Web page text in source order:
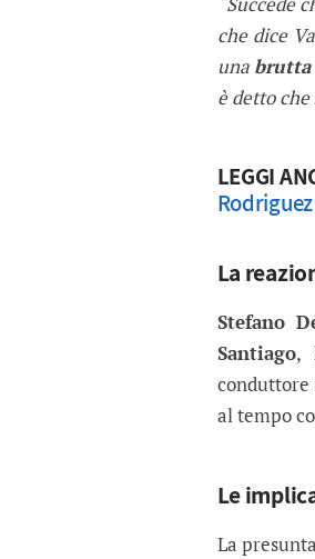
che dice
una
è detto
LEGGI
Rodriguez
La
Stefano
Santiago,
al tempo
Le
La